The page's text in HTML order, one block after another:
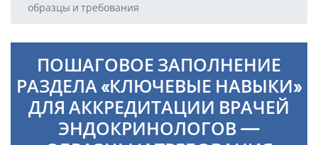
образцы и требования
ПОШАГОВОЕ ЗАПОЛНЕНИЕ
РАЗДЕЛА «КЛЮЧЕВЫЕ НАВЫКИ»
ДЛЯ АККРЕДИТАЦИИ ВРАЧЕЙ
ЭНДОКРИНОЛОГОВ —